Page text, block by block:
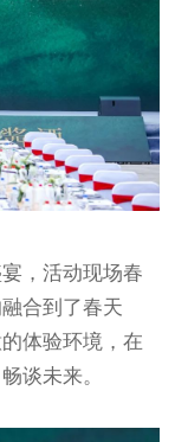
，活动现场春
合到了春天
体验环境，在
谈未来。